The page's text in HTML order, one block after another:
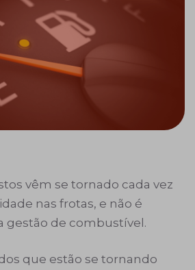
vêm se tornado cada vez
nas frotas, e não é
gestão de combustível.
que estão se tornando